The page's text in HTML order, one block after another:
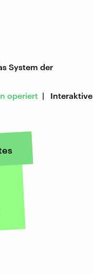
System der
operiert | Interaktive